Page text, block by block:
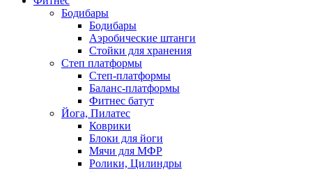
Бодибары
Бодибары
Аэробические штанги
Стойки для хранения
Степ платформы
Степ-платформы
Баланс-платформы
Фитнес батут
Йога, Пилатес
Коврики
Блоки для йоги
Мячи для МФР
Ролики, Цилиндры